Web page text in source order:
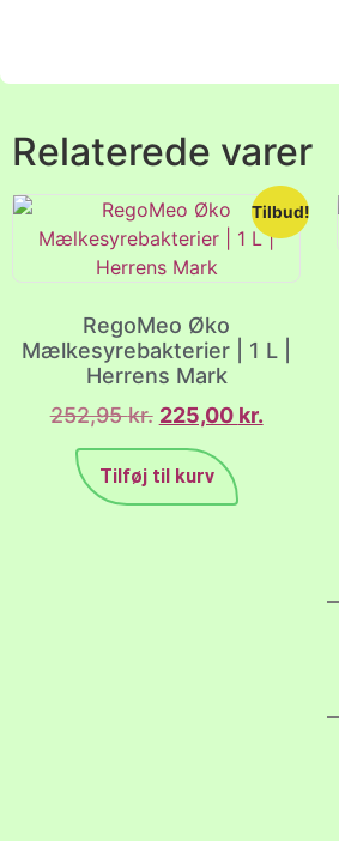
Relaterede varer
Tilbud!
RegoMeo Øko
Mælkesyrebakterier | 1 L |
Herrens Mark
252,95kr. 225,00 kr.
Tilføj til kurv